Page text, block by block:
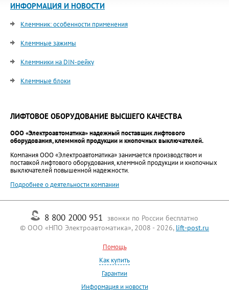
ИНФОРМАЦИЯ И НОВОСТИ
Клеммник: особенности применения
Клеммные зажимы
Клеммники на DIN-рейку
Клеммные блоки
ЛИФТОВОЕ ОБОРУДОВАНИЕ ВЫСШЕГО КАЧЕСТВА
ООО «Электроавтоматика» надежный поставщик лифтового
оборудования, клеммной продукции и кнопочных выключателей.
Компания ООО «Электроавтоматика» занимается производством и
поставкой лифтового оборудования, клеммной продукции и кнопочных
выключателей повышенной надежности.
Подробнее о деятельности компании
8 800 2000 951 звонки по России бесплатно
© ООО «НПО Электроавтоматика», 2008 - 2026, lift-post.ru
Помощь
Как купить
Гарантии
Информация и новости